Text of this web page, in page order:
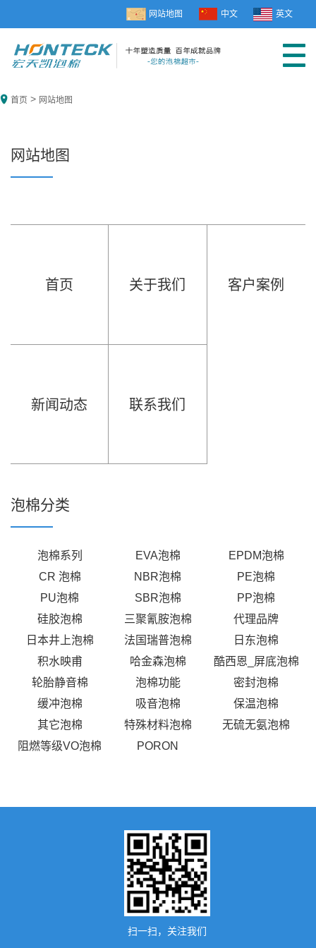
网站地图 中文 英文
首页 > 网站地图
网站地图
首页 关于我们 客户案例
新闻动态 联系我们
泡棉分类
泡棉系列 EVA泡棉
EPDM泡棉
CR 泡棉
NBR泡棉
PE泡棉
PU泡棉
SBR泡棉
PP泡棉
硅胶泡棉
三聚氰胺泡棉
代理品牌
日本井上泡棉
法国瑞普泡棉
日东泡棉
积水映甫
哈金森泡棉
酷西恩_屏底泡棉
轮胎静音棉
泡棉功能
密封泡棉
缓冲泡棉
吸音泡棉
保温泡棉
其它泡棉
特殊材料泡棉
无硫无氨泡棉
阻燃等级VO泡棉
PORON
扫一扫，关注我们